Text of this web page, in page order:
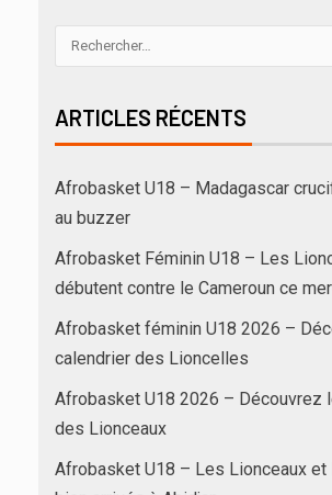
ARTICLES RÉCENTS
Afrobasket U18 – Madagascar
au buzzer
Afrobasket Féminin U18 – Les
débutent contre le Cameroun ce
Afrobasket féminin U18 2026 –
calendrier des Lioncelles
Afrobasket U18 2026 – Découvrez
des Lionceaux
Afrobasket U18 – Les Lionceaux